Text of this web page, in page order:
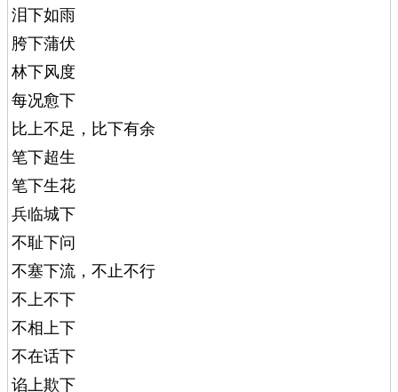
泪下如雨
胯下蒲伏
林下风度
每况愈下
比上不足，比下有余
笔下超生
笔下生花
兵临城下
不耻下问
不塞下流，不止不行
不上不下
不相上下
不在话下
谄上欺下